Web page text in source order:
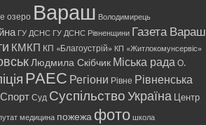
озеро Вараш Володимирець
ГУ ДСНС ГУ ДСНС Рівненщини Газета Вараш
КМКП КП «Благоустрій» КП «Житлокомунсервіс»
Людмила Скібчик Міська рада О.
РАЕС Регіони Рівне Рівненська
Спорт Суд Суспільство Україна Центр
медицина пожежа фото школа